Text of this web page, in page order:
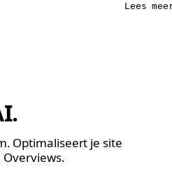
Lees
.
Optimaliseert je site
Overviews.